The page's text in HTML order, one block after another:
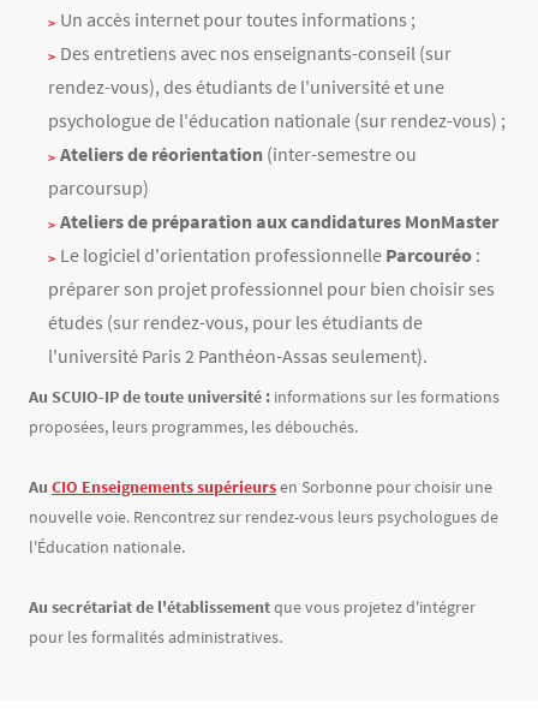
Un accès internet pour toutes informations ;
Des entretiens avec nos enseignants-conseil (sur
rendez-vous), des étudiants de l'université et une
psychologue de l'éducation nationale (sur rendez-vous) ;
Ateliers de réorientation (inter-semestre ou
parcoursup)
Ateliers de préparation aux candidatures MonMaster
Le logiciel d'orientation professionnelle Parcouréo :
préparer son projet professionnel pour bien choisir ses
études (sur rendez-vous, pour les étudiants de
l'université Paris 2 Panthéon-Assas seulement).
Au SCUIO-IP de toute université : informations sur les formations
proposées, leurs programmes, les débouchés.
Au CIO Enseignements supérieursen Sorbonne pour choisir une
nouvelle voie. Rencontrez sur rendez-vous leurs psychologues de
l'Éducation nationale.
Au secrétariat de l'établissementque vous projetez d'intégrer
pour les formalités administratives.